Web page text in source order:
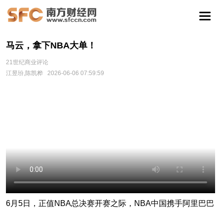
马云，拿下NBA大单！
21世纪商业评论
江昱玢,陈凯桦
2026-06-06 07:59:59
6月5日，正值NBA总决赛开赛之际，NBA中国携手阿里巴巴